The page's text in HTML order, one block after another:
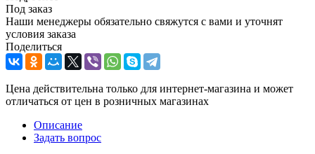
Под заказ
Наши менеджеры обязательно свяжутся с вами и уточнят
условия заказа
Поделиться
Цена действительна только для интернет-магазина и может
отличаться от цен в розничных магазинах
Описание
Задать вопрос